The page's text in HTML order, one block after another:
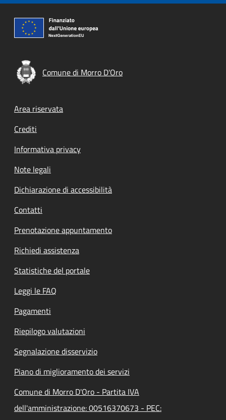
Comune di Morro D'Oro
Footer menu
Area riservata
Crediti
Informativa privacy
Note legali
Dichiarazione di accessibilità
Contatti
Prenotazione appuntamento
Richiedi assistenza
Statistiche del portale
Leggi le FAQ
Pagamenti
Riepilogo valutazioni
Segnalazione disservizio
Piano di miglioramento dei servizi
Comune di Morro D'Oro - Partita IVA
dell'amministrazione: 00516370673 - PEC: